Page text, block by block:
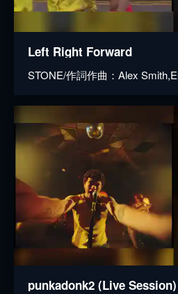
Left Right Forward
STONE/作詞作曲：Alex
punkadonk2 (Live Session)